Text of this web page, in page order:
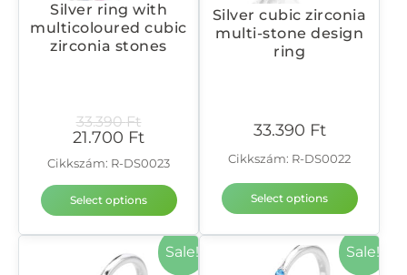
Silver ring with
multicoloured cubic
zirconia stones
33.390Ft
21.700 Ft
Cikkszám: R-DS0023
Select options
Silver cubic zirconia
multi-stone design
ring
33.390 Ft
Cikkszám: R-DS0022
Select options
Sale! Sale!